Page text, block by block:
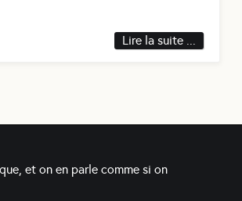
Lire la suite ...
et on en parle comme si on